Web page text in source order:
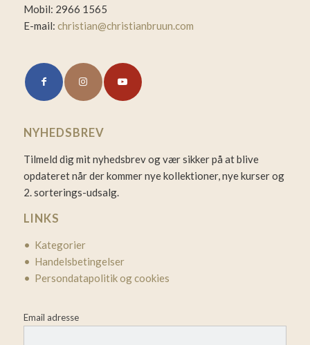
Mobil: 2966 1565
E-mail: christian@christianbruun.com
NYHEDSBREV
Tilmeld dig mit nyhedsbrev og vær sikker på at blive
opdateret når der kommer nye kollektioner, nye kurser og
2. sorterings-udsalg.
LINKS
• Kategorier
• Handelsbetingelser
• Persondatapolitik og cookies
Email adresse